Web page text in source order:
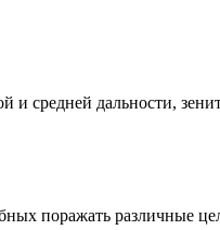
и средней дальности,
поражать различные